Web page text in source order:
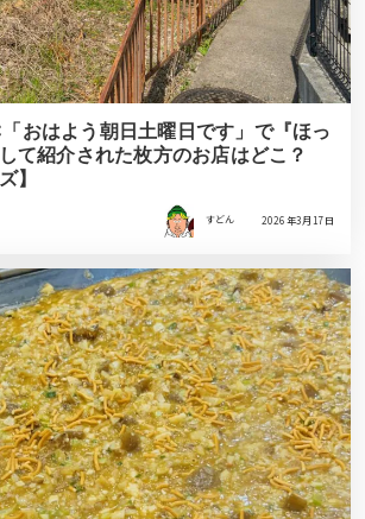
おはよう朝日土曜日です」で『ほっ
て紹介された枚方のお店はどこ？
】
すどん 2026年3月17日